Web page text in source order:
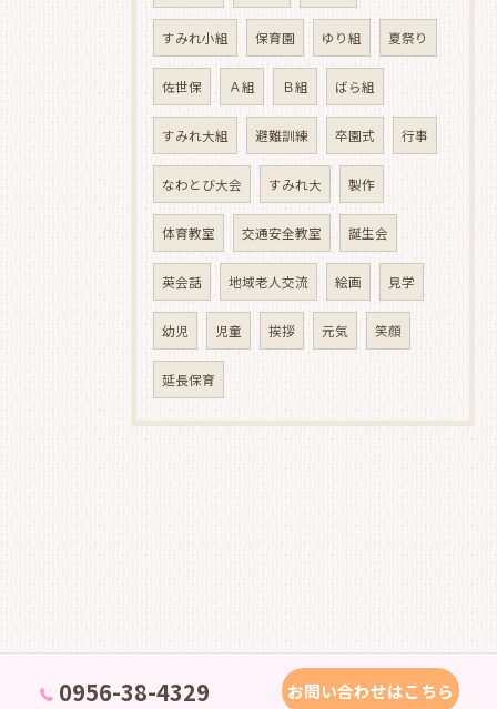
すみれ小組 保育園 ゆり組 夏祭り
佐世保 Ａ組 Ｂ組 ばら組
すみれ大組 避難訓練 卒園式 行事
なわとび大会 すみれ大 製作
体育教室 交通安全教室 誕生会
英会話 地域老人交流 絵画 見学
幼児 児童 挨拶 元気 笑顔
延長保育
0956-38-4329 お問い合わせはこちら